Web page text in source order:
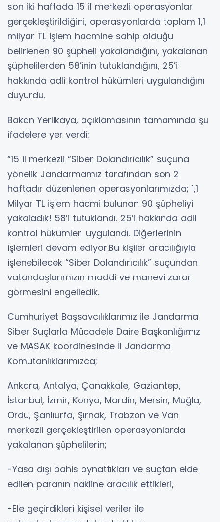
son iki haftada 15 il merkezli operasyonlar
gerçekleştirildiğini, operasyonlarda toplam 1,1
milyar TL işlem hacmine sahip olduğu
belirlenen 90 şüpheli yakalandığını, yakalanan
şüphelilerden 58’inin tutuklandığını, 25’i
hakkında adli kontrol hükümleri uygulandığını
duyurdu.
Bakan Yerlikaya, açıklamasının tamamında şu
ifadelere yer verdi:
“15 il merkezli “Siber Dolandırıcılık” suçuna
yönelik Jandarmamız tarafından son 2
haftadır düzenlenen operasyonlarımızda; 1,1
Milyar TL işlem hacmi bulunan 90 şüpheliyi
yakaladık! 58’i tutuklandı. 25’i hakkında adli
kontrol hükümleri uygulandı. Diğerlerinin
işlemleri devam ediyor.Bu kişiler aracılığıyla
işlenebilecek “Siber Dolandırıcılık” suçundan
vatandaşlarımızın maddi ve manevi zarar
görmesini engelledik.
Cumhuriyet Başsavcılıklarımız ile Jandarma
Siber Suçlarla Mücadele Daire Başkanlığımız
ve MASAK koordinesinde İl Jandarma
Komutanlıklarımızca;
Ankara, Antalya, Çanakkale, Gaziantep,
İstanbul, İzmir, Konya, Mardin, Mersin, Muğla,
Ordu, Şanlıurfa, Şırnak, Trabzon ve Van
merkezli gerçekleştirilen operasyonlarda
yakalanan şüphelilerin;
-Yasa dışı bahis oynattıkları ve suçtan elde
edilen paranın nakline aracılık ettikleri,
-Ele geçirdikleri kişisel veriler ile